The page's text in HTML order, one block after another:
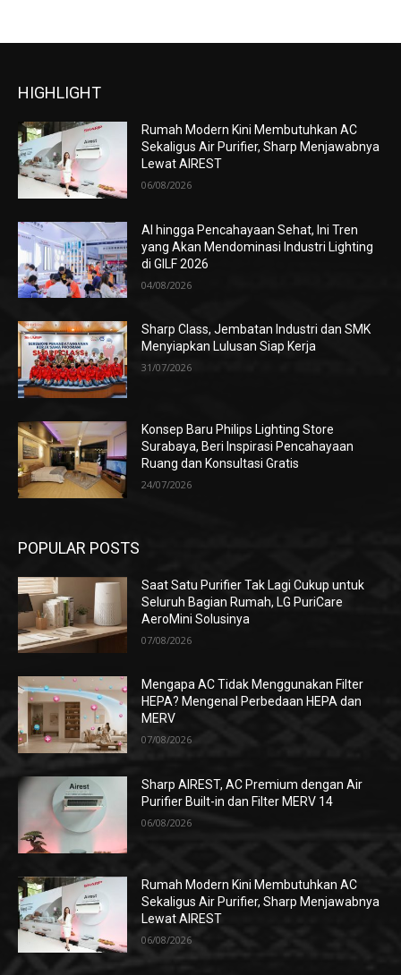
HIGHLIGHT
Rumah Modern Kini Membutuhkan AC
Sekaligus Air Purifier, Sharp Menjawabnya
Lewat AIREST
06/08/2026
AI hingga Pencahayaan Sehat, Ini Tren
yang Akan Mendominasi Industri Lighting
di GILF 2026
04/08/2026
Sharp Class, Jembatan Industri dan SMK
Menyiapkan Lulusan Siap Kerja
31/07/2026
Konsep Baru Philips Lighting Store
Surabaya, Beri Inspirasi Pencahayaan
Ruang dan Konsultasi Gratis
24/07/2026
POPULAR POSTS
Saat Satu Purifier Tak Lagi Cukup untuk
Seluruh Bagian Rumah, LG PuriCare
AeroMini Solusinya
07/08/2026
Mengapa AC Tidak Menggunakan Filter
HEPA? Mengenal Perbedaan HEPA dan
MERV
07/08/2026
Sharp AIREST, AC Premium dengan Air
Purifier Built-in dan Filter MERV 14
06/08/2026
Rumah Modern Kini Membutuhkan AC
Sekaligus Air Purifier, Sharp Menjawabnya
Lewat AIREST
06/08/2026